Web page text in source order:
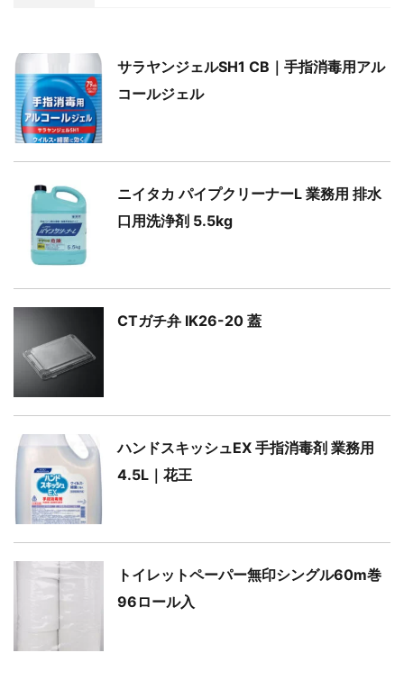
サラヤンジェルSH1 CB｜手指消毒用アル
コールジェル
ニイタカ パイプクリーナーL 業務用 排水
口用洗浄剤 5.5kg
CTガチ弁 IK26-20 蓋
ハンドスキッシュEX 手指消毒剤 業務用
4.5L｜花王
トイレットペーパー無印シングル60m巻
96ロール入